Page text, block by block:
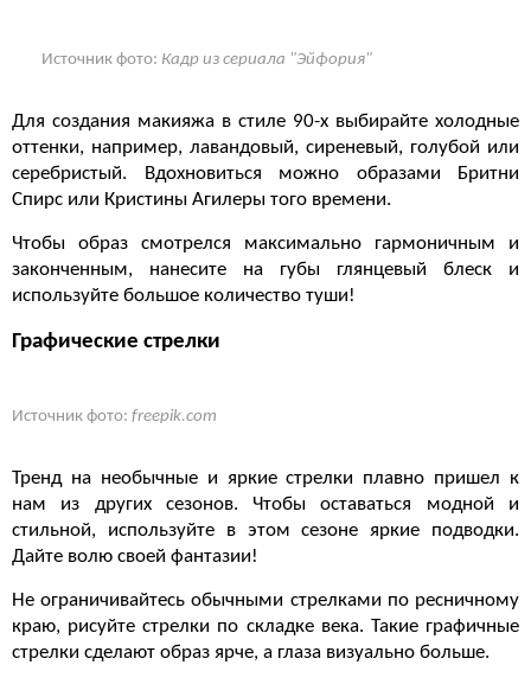
Источник фото: Кадр из сериала "Эйфория"
Для создания макияжа в стиле 90-х выбирайте холодные
оттенки, например, лавандовый, сиреневый, голубой или
серебристый. Вдохновиться можно образами Бритни
Спирс или Кристины Агилеры того времени.
Чтобы образ смотрелся максимально гармоничным и
законченным, нанесите на губы глянцевый блеск и
используйте большое количество туши!
Графические стрелки
Источник фото: freepik.com
Тренд на необычные и яркие стрелки плавно пришел к
нам из других сезонов. Чтобы оставаться модной и
стильной, используйте в этом сезоне яркие подводки.
Дайте волю своей фантазии!
Не ограничивайтесь обычными стрелками по ресничному
краю, рисуйте стрелки по складке века. Такие графичные
стрелки сделают образ ярче, а глаза визуально больше.